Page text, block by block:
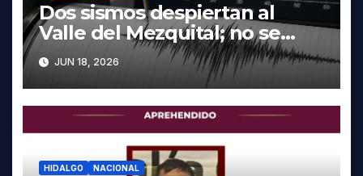
Dos sismos despiertan al
Valle del Mezquital; no se
reportan daños en Hidalgo
JUN 18, 2026
HIDALGO NACIONAL